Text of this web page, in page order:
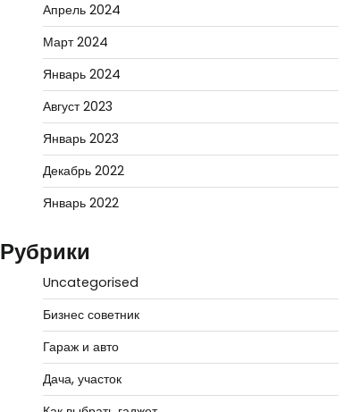
Апрель 2024
Март 2024
Январь 2024
Август 2023
Январь 2023
Декабрь 2022
Январь 2022
Рубрики
Uncategorised
Бизнес советник
Гараж и авто
Дача, участок